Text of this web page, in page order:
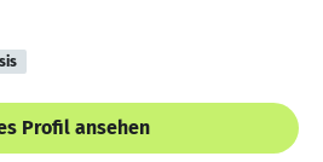
Profil ansehen